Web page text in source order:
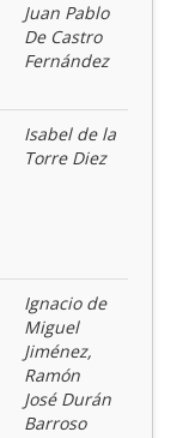
Juan Pablo
De Castro
Fernández
Isabel de la
Torre Diez
Ignacio de
Miguel
Jiménez,
Ramón
José Durán
Barroso